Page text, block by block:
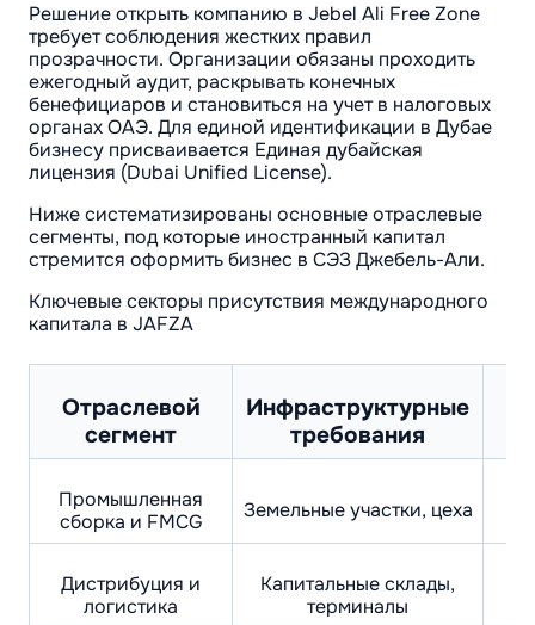
Решение открыть компанию в Jebel Ali Free Zone
требует соблюдения жестких правил
прозрачности. Организации обязаны проходить
ежегодный аудит, раскрывать конечных
бенефициаров и становиться на учет в налоговых
органах ОАЭ. Для единой идентификации в Дубае
бизнесу присваивается Единая дубайская
лицензия (Dubai Unified License).
Ниже систематизированы основные отраслевые
сегменты, под которые иностранный капитал
стремится оформить бизнес в СЭЗ Джебель-Али.
Ключевые секторы присутствия международного
капитала в JAFZA
Отраслевой
сегмент
Инфраструктурные
требования
Промышленная
сборка и FMCG
Земельные участки, цеха
Дистрибуция и
логистика
Капитальные склады,
терминалы